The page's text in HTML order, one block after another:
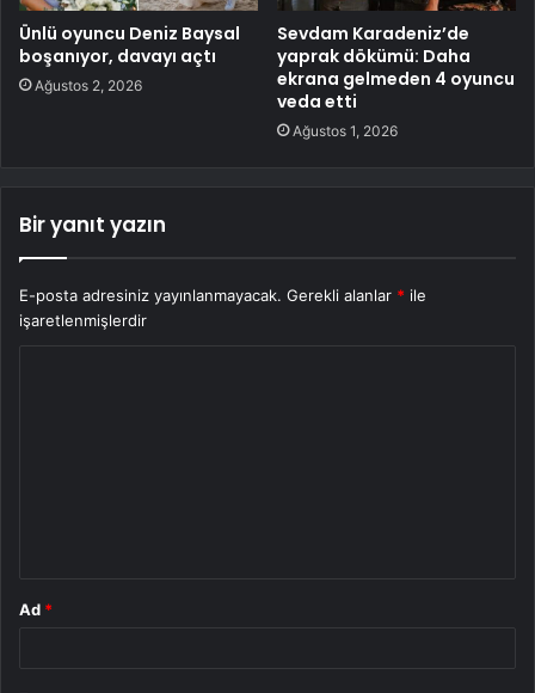
Ünlü oyuncu Deniz Baysal
boşanıyor, davayı açtı
Ağustos 2, 2026
Sevdam Karadeniz’de
yaprak dökümü: Daha
ekrana gelmeden 4 oyuncu
veda etti
Ağustos 1, 2026
Bir yanıt yazın
E-posta adresiniz yayınlanmayacak. Gerekli alanlar * ile
işaretlenmişlerdir
Ad *